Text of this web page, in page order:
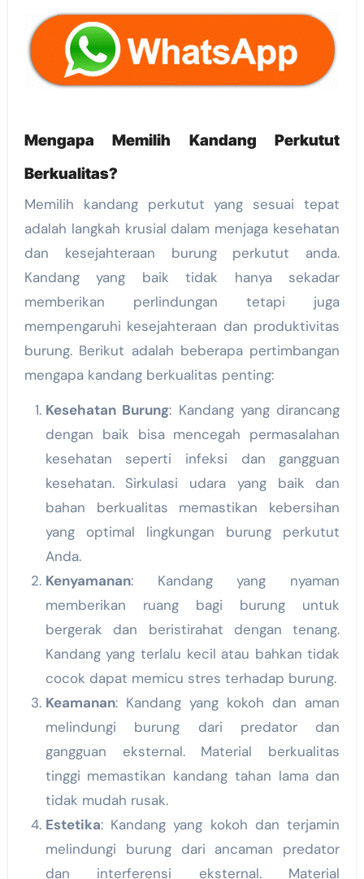
Mengapa Memilih Kandang Perkutut
Berkualitas?
Memilih kandang perkutut yang sesuai tepat
adalah langkah krusial dalam menjaga kesehatan
dan kesejahteraan burung perkutut anda.
Kandang yang baik tidak hanya sekadar
memberikan perlindungan tetapi juga
mempengaruhi kesejahteraan dan produktivitas
burung. Berikut adalah beberapa pertimbangan
mengapa kandang berkualitas penting:
Kesehatan Burung: Kandang yang dirancang
dengan baik bisa mencegah permasalahan
kesehatan seperti infeksi dan gangguan
kesehatan. Sirkulasi udara yang baik dan
bahan berkualitas memastikan kebersihan
yang optimal lingkungan burung perkutut
Anda.
Kenyamanan: Kandang yang nyaman
memberikan ruang bagi burung untuk
bergerak dan beristirahat dengan tenang.
Kandang yang terlalu kecil atau bahkan tidak
cocok dapat memicu stres terhadap burung.
Keamanan: Kandang yang kokoh dan aman
melindungi burung dari predator dan
gangguan eksternal. Material berkualitas
tinggi memastikan kandang tahan lama dan
tidak mudah rusak.
Estetika: Kandang yang kokoh dan terjamin
melindungi burung dari ancaman predator
dan interferensi eksternal. Material